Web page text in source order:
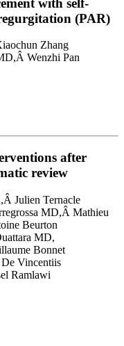
(PAR)
Zhang
Wenzhi Pan
after
review
Julien Ternacle
MD,Â Mathieu
Beurton
MD,
Bonnet
Vincentiis
Ramlawi